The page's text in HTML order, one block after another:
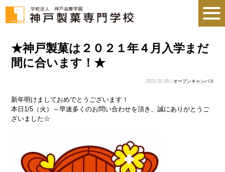
★神戸製菓は２０２１年４月入学まだ
間に合います！★
2021.01.05 | オープンキャンパス
新年明けましておめでとうございます！
本日1/5（火）～早速多くのお問い合わせを頂き、誠にありがとうご
ざいました☆